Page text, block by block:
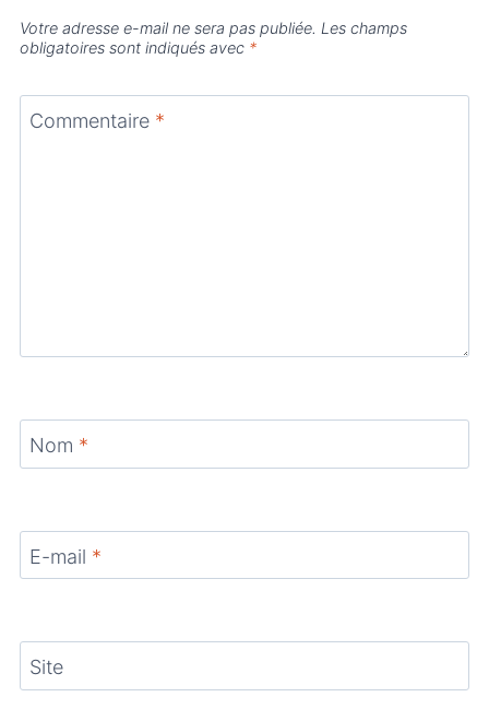
Votre adresse e-mail ne sera pas publiée. Les champs
obligatoires sont indiqués avec *
Commentaire *
Nom *
E-mail *
Site